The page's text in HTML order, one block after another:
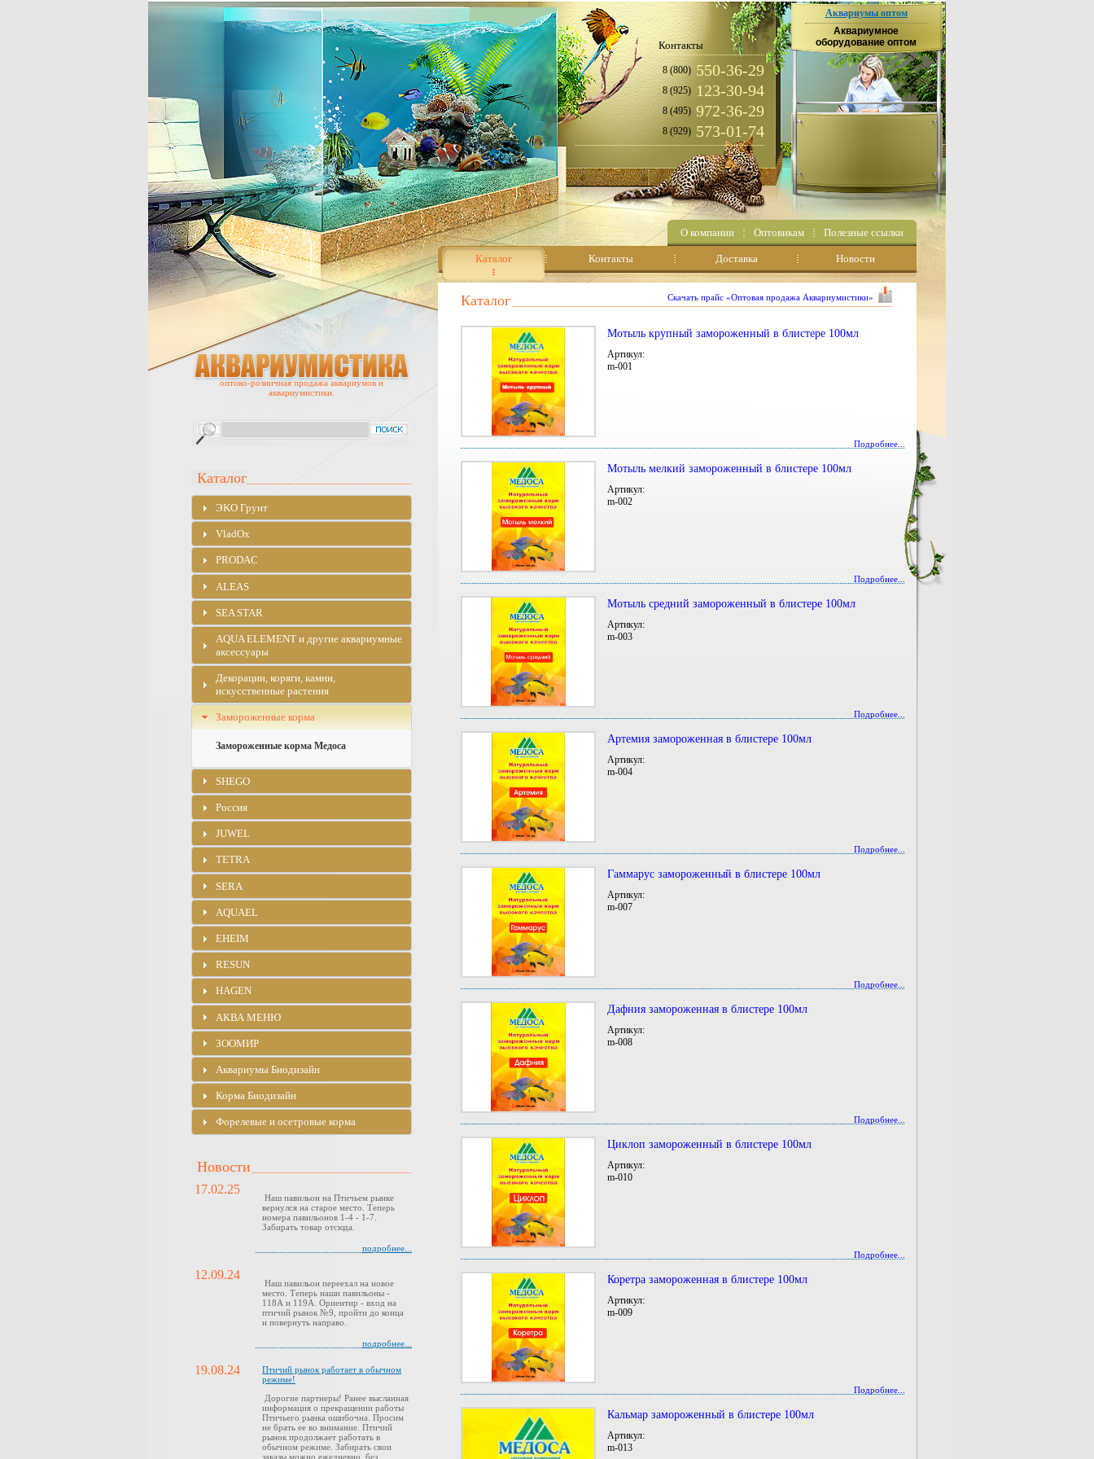
Контакты
8 (800) 550-36-29
8 (925) 123-30-94
8 (495) 972-36-29
8 (929) 573-01-74
Аквариумы оптом
Аквариумное
оборудование оптом
О компании Оптовикам Полезные ссылки
Каталог Контакты Доставка Новости
Каталог Скачать прайс «Оптовая продажа Аквариумистики»
Мотыль крупный замороженный в блистере 100мл
Артикул:
m-001
Подробнее...
Мотыль мелкий замороженный в блистере 100мл
Артикул:
m-002
Подробнее...
Мотыль средний замороженный в блистере 100мл
Артикул:
m-003
Подробнее...
Артемия замороженная в блистере 100мл
Артикул:
m-004
Подробнее...
Гаммарус замороженный в блистере 100мл
Артикул:
m-007
Подробнее...
Дафния замороженная в блистере 100мл
Артикул:
m-008
Подробнее...
Циклоп замороженный в блистере 100мл
Артикул:
m-010
Подробнее...
Коретра замороженная в блистере 100мл
Артикул:
m-009
Подробнее...
Кальмар замороженный в блистере 100мл
Артикул:
m-013
оптово-розничная продажа аквариумов и
аквариумистики.
Каталог
ЭKO Грунт
VladOx
PRODAC
ALEAS
SEA STAR
AQUA ELEMENT и другие аквариумные
аксессуары
Декорации, коряги, камни,
искусственные растения
Замороженные корма
Замороженные корма Медоса
SHEGO
Россия
JUWEL
TETRA
SERA
AQUAEL
EHEIM
RESUN
HAGEN
АКВА МЕНЮ
ЗООМИР
Аквариумы Биодизайн
Корма Биодизайн
Форелевые и осетровые корма
Новости
17.02.25
Наш павильон на Птичьем рынке
вернулся на старое место. Теперь
номера павильонов 1-4 - 1-7.
Забирать товар отсюда.
подробнее...
12.09.24
Наш павильон переехал на новое
место. Теперь наши павильоны -
118А и 119А. Ориентир - вход на
птичий рынок №9, пройти до конца
и повернуть направо.
подробнее...
19.08.24
Птичий рынок работает в обычном
режиме!
Дорогие партнеры! Ранее высланная
информация о прекращении работы
Птичьего рынка ошибочна. Просим
не брать ее во внимание. Птичий
рынок продолжает работать в
обычном режиме. Забирать свои
заказы можно ежедневно, без